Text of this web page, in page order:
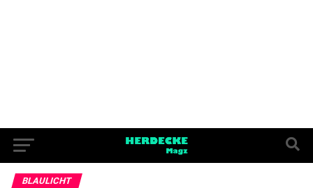
BLAULICHT